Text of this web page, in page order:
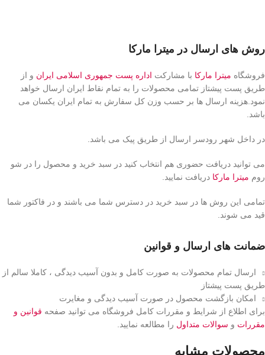
روش های ارسال در میترا مارکا
فروشگاه میترا مارکا با مشارکت اداره پست جمهوری اسلامی ایران و از
طریق پست پیشتاز تمامی محصولات را به تمام نقاط ایران ارسال خواهد
نمود.هزینه ارسال ها بر حسب وزن کل سفارش به تمام ایران یکسان می
باشد.
در داخل شهر رودسر ارسال از طریق پیک می باشد.
می توانید دریافت حضوری هم انتخاب کنید در سبد خرید و محصول را در شو
روم میترا مارکا دریافت نمایید.
تمامی این روش ها در سبد خرید در دسترس شما می باشند و در فاکتور شما
قید می شوند.
ضمانت های ارسال و قوانین
ارسال تمام محصولات به صورت کامل و بدون آسیب دیدگی ، کاملا سالم از
طریق پست پیشتاز
امکان بازگشت محصول در صورت آسیب دیدگی و مغایرت
برای اطلاع از شرایط و مقررات کامل فروشگاه می توانید صفحه قوانین و
مقررات و سوالات متداول را مطالعه نمایید.
محصولات مشابه